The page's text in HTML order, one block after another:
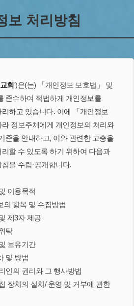
보 처리방침
교회')은(는) 「개인정보 보호법」 및
준수하여 적법하게 개인정보를
하고 있습니다. 이에 「개인정보
라 정보주체에게 개인정보의 처리와
준을 안내하고, 이와 관련한 고충을
할 수 있도록 하기 위하여 다음과
을 수립·공개합니다.
이용목적
의 항목 및 수집방법
제3자 제공
탁
보유기간
및 방법
인의 권리와 그 행사방법
장치의 설치/ 운영 및 거부에 관한